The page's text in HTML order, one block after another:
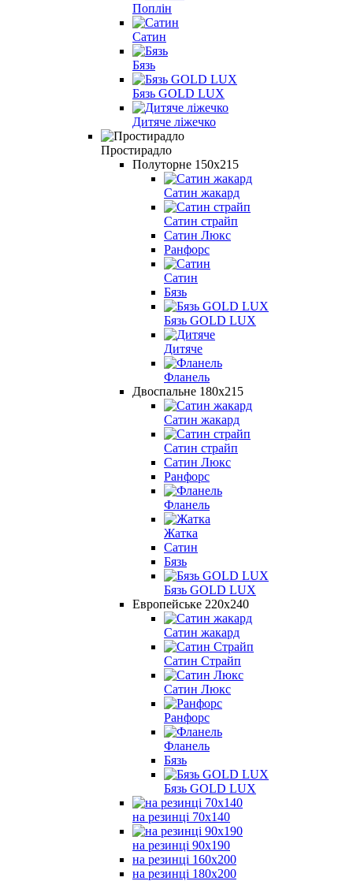
Поплін
Сатин
Бязь
Бязь GOLD LUX
Дитяче ліжечко
Простирадло
Полуторне 150х215
Сатин жакард
Сатин страйп
Сатин Люкс
Ранфорс
Сатин
Бязь
Бязь GOLD LUX
Дитяче
Фланель
Двоспальне 180х215
Сатин жакард
Сатин страйп
Сатин Люкс
Ранфорс
Фланель
Жатка
Сатин
Бязь
Бязь GOLD LUX
Европейське 220х240
Сатин жакард
Сатин Страйп
Сатин Люкс
Ранфорс
Фланель
Бязь
Бязь GOLD LUX
на резинці 70х140
на резинці 90х190
на резинці 160х200
на резинці 180х200